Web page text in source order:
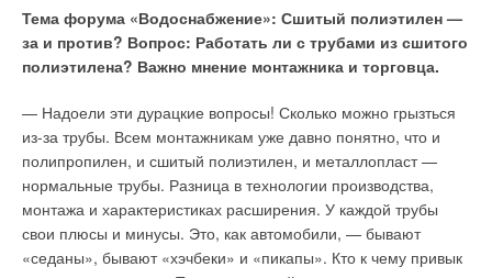
Тема форума «Водоснабжение»: Сшитый полиэтилен —
за и против? Вопрос: Работать ли с трубами из сшитого
полиэтилена? Важно мнение монтажника и торговца.
— Надоели эти дурацкие вопросы! Сколько можно грызться
из-за трубы. Всем монтажникам уже давно понятно, что и
полипропилен, и сшитый полиэтилен, и металлопласт —
нормальные трубы. Разница в технологии производства,
монтажа и характеристиках расширения. У каждой трубы
свои плюсы и минусы. Это, как автомобили, — бывают
«седаны», бывают «хэчбеки» и «пикапы». Кто к чему привык
→
Почему летом температурные параметры в
кондиционируемых помещениях не соответствуют
проектным?
ожидает рынок оценки соответствия в 2026 году
→
исследовательскую деятельность и процессы
проектирования водопроводных сооружений и сетей
ЖУРНАЛ СОК НОЯБРЬ 2025
→
Расчёт удельных потерь теплоты посредством
моделирования трёхмерного температурного поля
→
Действующие нормативы, регламентирующие